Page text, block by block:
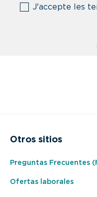
(Obligatorio)
J'accepte les
Otros sitios
Preguntas Frecuentes
Ofertas laborales